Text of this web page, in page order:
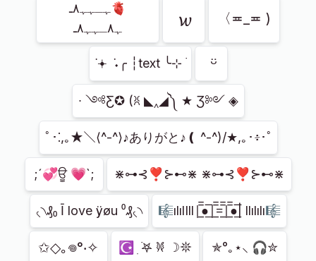
ﮩـﮩﮩ٨ـ🫀
ﮩ٨ـﮩﮩ٨ـ
𝔀 〈≖_≖ )
˙𖥔 ݁ ˖╭ ┆text ╰⊹ ࣪ ㅤ ᵕ̈
∙ ༺Ƹ✪ (ꐦ ◣‸◢༽ ★ Ʒ༻ ◈
ﾟ･⁚,｡★＼⟨^-^⟩♪ありがと♪❪ ^-^)/★,｡･፥･ﾟ
;´💞ਊ 💗`; ⋇⊶⊰❣⊱⊷⋇ ⋇⊶⊰❣⊱⊷⋇
৻৲₰₀ Ī love ÿøu ⁰₰৻৲ 🎼ılılIll|̲̅̅●̲̅̅|̲̅̅=̲̅̅|̲̅̅●̲̅̅| llılılı🎼
✩◇｡𖦹°‧✧ ☪︎ ִ ࣪𖤐 𐦍 ☽𖤓 ✯°｡⋆⸜ 🎧✮